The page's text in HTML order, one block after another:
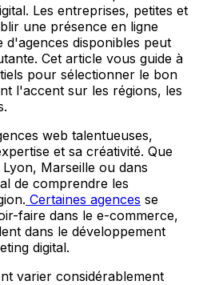
Les entreprises, petites et
une présence en ligne
d'agences disponibles peut
Cet article vous guide à
pour sélectionner le bon
l'accent sur les régions, les
web talentueuses,
et sa créativité. Que
Marseille ou dans
de comprendre les
Certaines agences se
faire dans le e-commerce,
dans le développement
digital.
varier considérablement